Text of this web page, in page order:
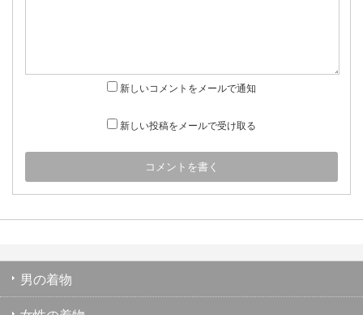
新しいコメントをメールで通知
新しい投稿をメールで受け取る
男の着物